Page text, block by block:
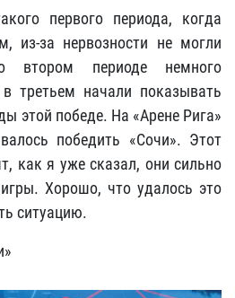
первого периода, когда
из-за нервозности не могли
втором периоде немного
третьем начали показывать
этой победе. На «Арене Рига»
победить «Сочи». Этот
как я уже сказал, они сильно
Хорошо, что удалось это
ситуацию.